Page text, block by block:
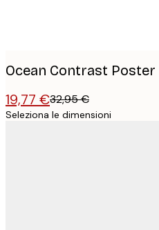
Ocean Contrast Poster
19,77 €32,95 €
Seleziona le dimensioni